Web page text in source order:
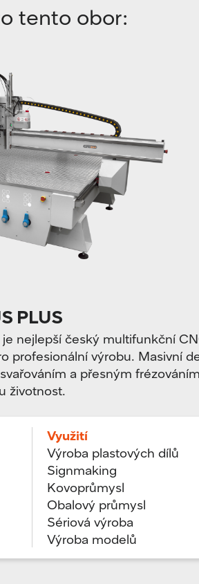
tento obor:
PLUS
nejlepší český multifunkční
profesionální výrobu. Masivní
a přesným
životnost.
Využití
Výroba plastových dílů
Signmaking
Kovoprůmysl
Obalový průmysl
Sériová výroba
Výroba modelů